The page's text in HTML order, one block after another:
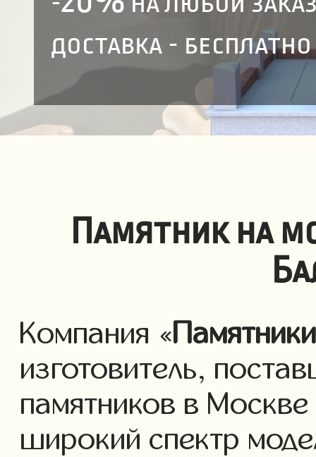
доставка - бесплатно
Памятник на
Компания «Памятники
изготовитель,
памятников в
широкий спектр